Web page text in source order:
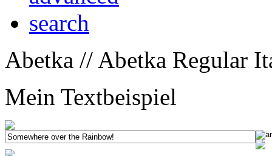
Abetka // Abetka Regular
Mein Textbeispiel